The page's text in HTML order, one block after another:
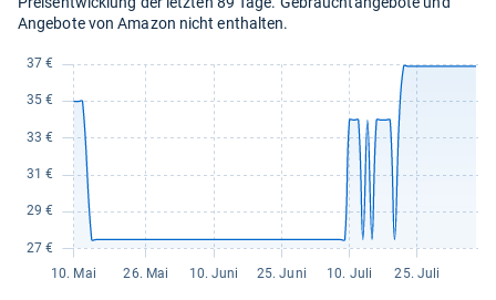
Angebote von Amazon nicht enthalten.